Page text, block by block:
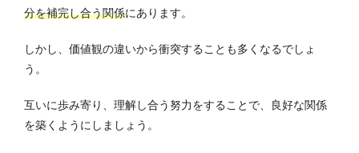
分を補完し合う関係にあります。
しかし、価値観の違いから衝突することも多くなるでしょ
う。
互いに歩み寄り、理解し合う努力をすることで、良好な関係
を築くようにしましょう。